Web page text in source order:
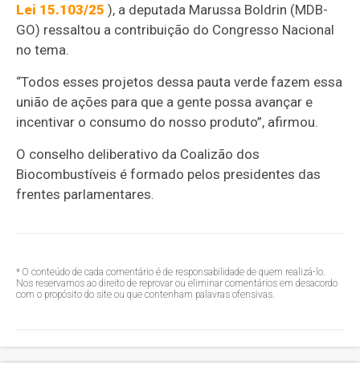
Lei 15.103/25 ), a deputada Marussa Boldrin (MDB-
GO) ressaltou a contribuição do Congresso Nacional
no tema.
“Todos esses projetos dessa pauta verde fazem essa
união de ações para que a gente possa avançar e
incentivar o consumo do nosso produto”, afirmou.
O conselho deliberativo da Coalizão dos
Biocombustíveis é formado pelos presidentes das
frentes parlamentares.
* O conteúdo de cada comentário é de responsabilidade de quem realizá-lo.
Nos reservamos ao direito de reprovar ou eliminar comentários em desacordo
com o propósito do site ou que contenham palavras ofensivas.